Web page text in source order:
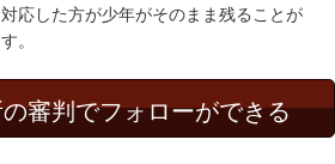
応した方が少年がそのまま残ることが
。
審判でフォローができる